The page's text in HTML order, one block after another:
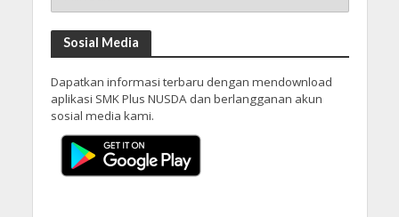
Sosial Media
Dapatkan informasi terbaru dengan mendownload
aplikasi SMK Plus NUSDA dan berlangganan akun
sosial media kami.